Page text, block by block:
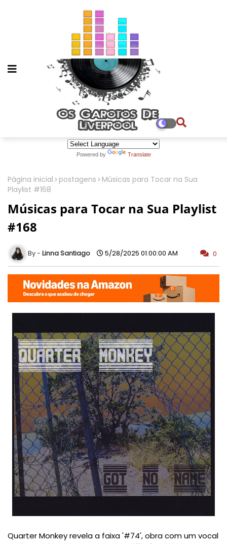
Powered by Translate
Página inicial postagens
Músicas para Tocar na Sua
Playlist #168
Músicas para Tocar na Sua Playlist
#168
Linna Santiago 5/28/2025 01:00:00 AM 0
Quarter Monkey revela a faixa '#74', obra com um vocal